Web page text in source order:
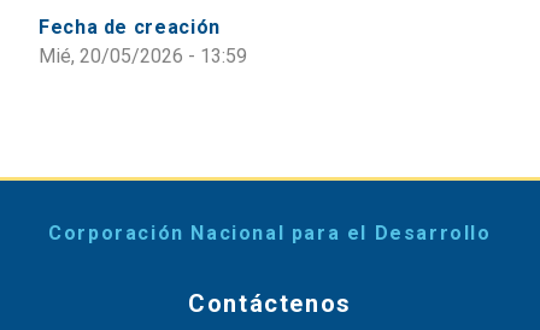
Fecha de creación
Mié, 20/05/2026 - 13:59
Corporación Nacional para el Desarrollo
Contáctenos